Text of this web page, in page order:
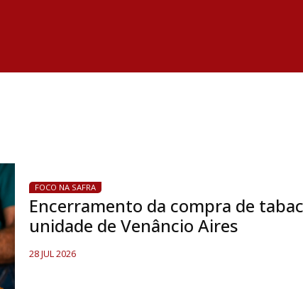
FOCO NA SAFRA
Encerramento da compra de
unidade de Venâncio Aires
28 JUL 2026